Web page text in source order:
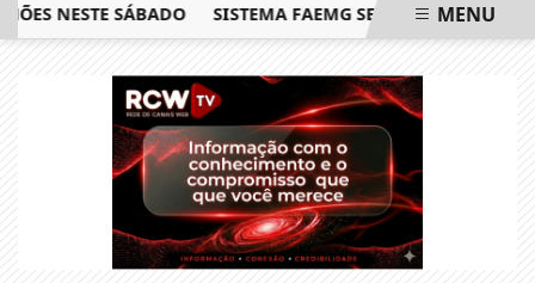
NESTE SÁBADO SISTEMA FAEMG SENAR LANÇA OMENU